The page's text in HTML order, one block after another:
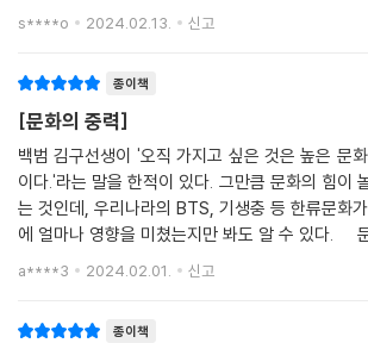
제품이 무엇인지에 따라 구매하는 성향이 있는 반
드들이 ‘코트가 따뜻하다’를 내세우며 청중에게 소
고니아는 회중들이 공유하는 신념인 ‘깨끗한 등반’
스로 움직이도록 유도했다. 이로써 파타고니아 제품
소비를 넘어 일종의 문화적 행위가 된다. 즉 청중은
매하고, 회중은 자신이 가진 신념의 증거로 제품을
중을 사로잡는 브랜드가 살아남는다.
사람의 마음을 움직이고 싶다면,
자, 디즈니 미디어&엔터테인먼트 총괄 마케팅부
s****o 2024.02.13. 신고
종이책
[문화의 중력]
백범 김구선생이 '오직 가지고 싶은 것은 높은 문
이다.'라는 말을 한적이 있다. 그만큼 문화의 힘이
는 것인데, 우리나라의 BTS, 기생충 등 한류문화가
에 얼마나 영향을 미쳤는지만 봐도 알 수 있다. 문화는
사람들이 어떠한 행동을 하도록 촉구한다. 우리는
a****3 2024.02.01. 신고
종이책